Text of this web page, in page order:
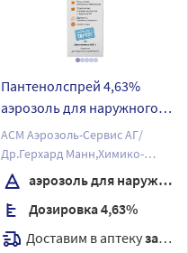
Пантенолспрей 4,63%
аэрозоль для наружного
применения 130 гр
АСМ Аэрозоль-Сервис АГ/
Др.Герхард Манн,Химико-
фармацевтическое
предприятие Гмбх
аэрозоль для наружного применения
Дозировка 4,63%
Доставим в аптекузавтра